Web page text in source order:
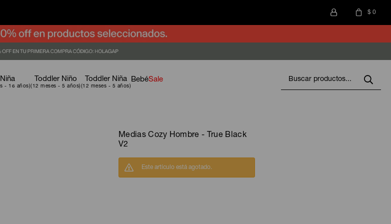
$ 0
Niña Toddler Niño Toddler Niña BebéSale
Medias Cozy Hombre - True Black
V2
Este artículo está agotado.